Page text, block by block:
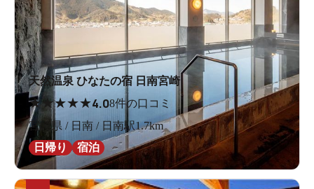
天然温泉 ひなたの宿 日南宮崎
★★★★★4.08件の口コミ
宮崎県 / 日南 / 日南駅1.7km
日帰り
宿泊